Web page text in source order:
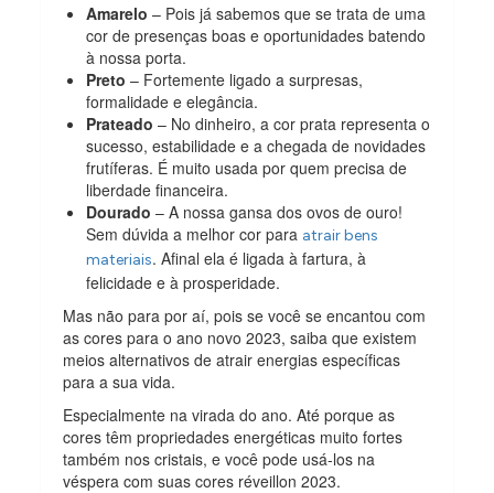
Amarelo – Pois já sabemos que se trata de uma
cor de presenças boas e oportunidades batendo
à nossa porta.
Preto – Fortemente ligado a surpresas,
formalidade e elegância.
Prateado – No dinheiro, a cor prata representa o
sucesso, estabilidade e a chegada de novidades
frutíferas. É muito usada por quem precisa de
liberdade financeira.
Dourado– A nossa gansa dos ovos de ouro!
Sem dúvida a melhor cor para atrair bens
materiais. Afinal ela é ligada à fartura, à
felicidade e à prosperidade.
Mas não para por aí, pois se você se encantou com
as cores para o ano novo 2023, saiba que existem
meios alternativos de atrair energias específicas
para a sua vida.
Especialmente na virada do ano. Até porque as
cores têm propriedades energéticas muito fortes
também nos cristais, e você pode usá-los na
véspera com suas cores réveillon 2023.